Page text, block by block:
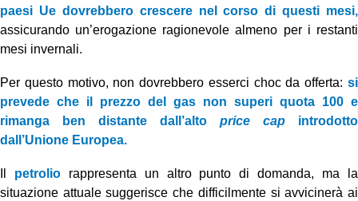
paesi Ue dovrebbero crescere nel corso di questi mesi,
assicurando un’erogazione ragionevole almeno per i restanti
mesi invernali.
Per questo motivo, non dovrebbero esserci choc da offerta: si
prevede che il prezzo del gas non superi quota 100 e
rimanga ben distante dall’alto price cap introdotto
dall’Unione Europea.
petrolio rappresenta un altro punto di domanda, ma la
situazione attuale suggerisce che difficilmente si avvicinerà ai